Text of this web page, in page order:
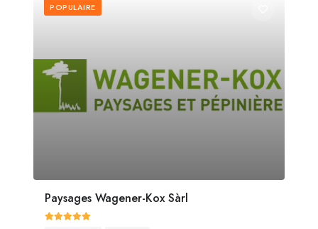
POPULAIRE
Paysages Wagener-Kox Sàrl